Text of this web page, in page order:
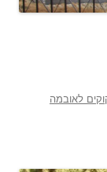
לאובמה